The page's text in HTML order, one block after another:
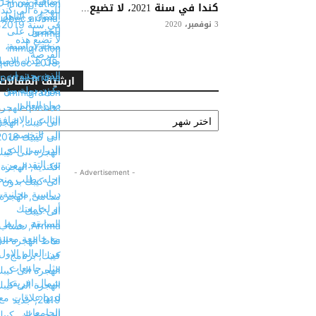
كندا في سنة 2021، لا تضيع...
3 نوفمبر، 2020
ارشيف المقالات
ارشيف
المقالات
- Advertisement -